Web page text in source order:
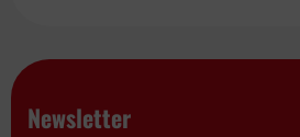
Newsletter